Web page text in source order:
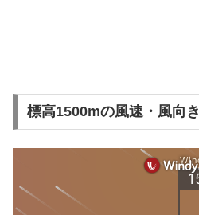
標高1500mの風速・風向き